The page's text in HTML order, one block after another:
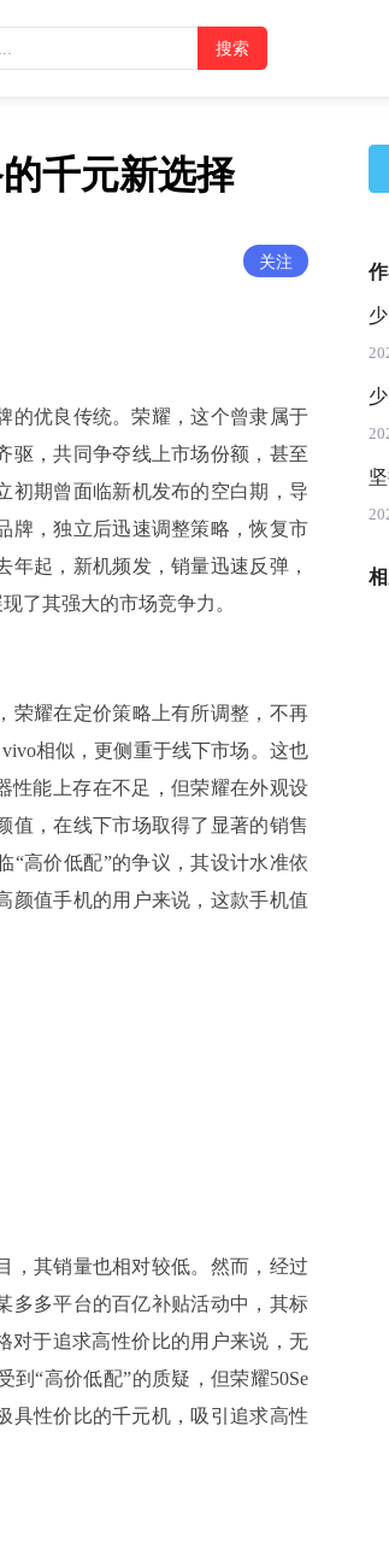
千元新选择
关注
优良传统。荣耀，这个曾隶属于
驱，共同争夺线上市场份额，甚至
初期曾面临新机发布的空白期，导
牌，独立后迅速调整策略，恢复市
起，新机频发，销量迅速反弹，
了其强大的市场竞争力。
耀在定价策略上有所调整，不再
相似，更侧重于线下市场。这也
性能上存在不足，但荣耀在外观设
值，在线下市场取得了显著的销售
“高价低配”的争议，其设计水准依
颜值手机的用户来说，这款手机值
其销量也相对较低。然而，经过
多多平台的百亿补贴活动中，其标
对于追求高性价比的用户来说，无
“高价低配”的质疑，但荣耀50Se
具性价比的千元机，吸引追求高性